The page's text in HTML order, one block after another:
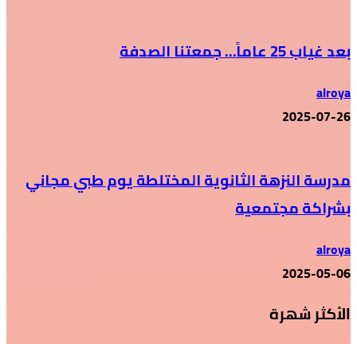
بعد غياب 25 عاماً… جمعتنا الصدفة
alroya
2025-07-26
مدرسة النزهة الثانوية المختلطة يوم طبي مجاني
بشراكة مجتمعية
alroya
2025-05-06
الأكثر شهرة